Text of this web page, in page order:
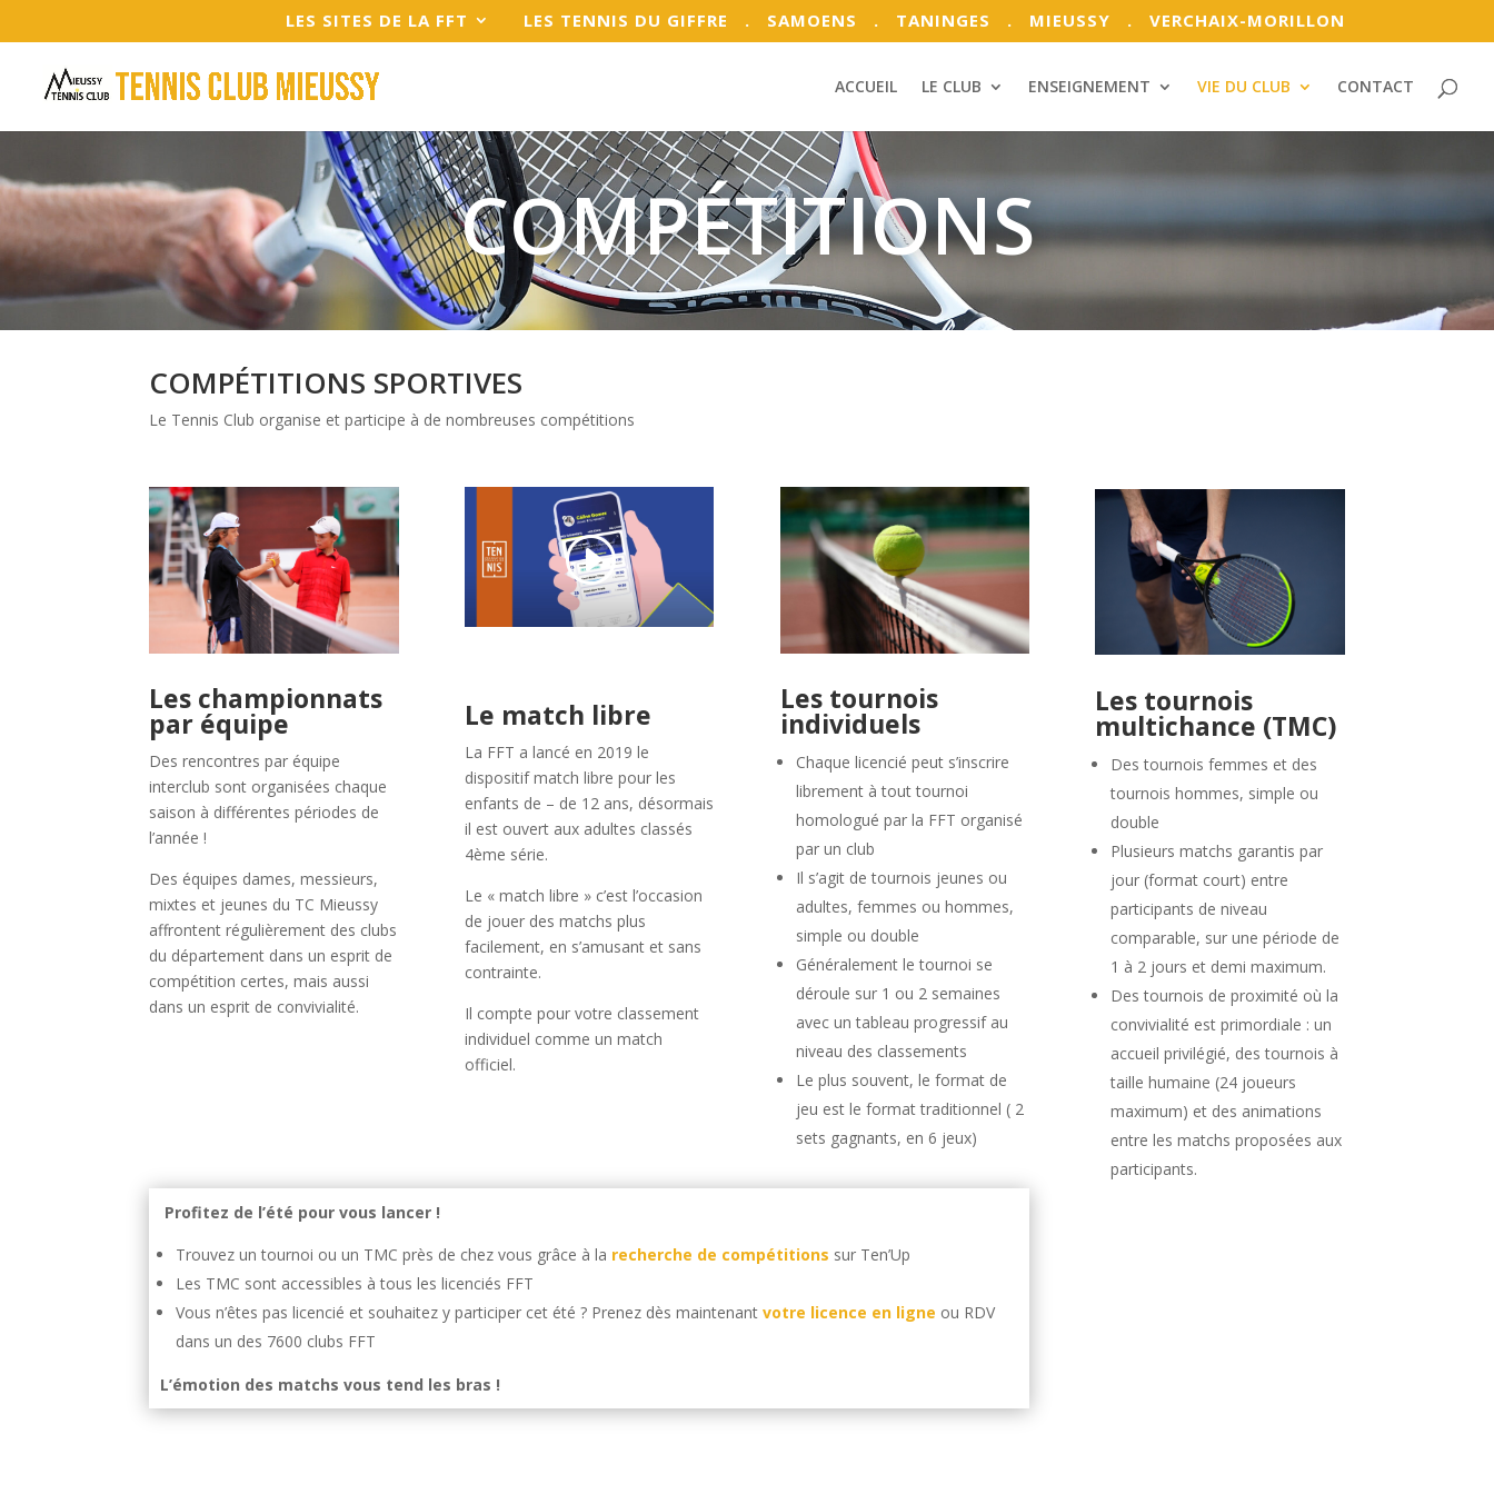
LES SITES DE LA FFT LES TENNIS DU GIFFRE . SAMOENS . TANINGES . MIEUSSY . VERCHAIX-MORILLON
ACCUEIL LE CLUB ENSEIGNEMENT VIE DU CLUB CONTACT
COMPÉTITIONS
COMPÉTITIONS SPORTIVES
Le Tennis Club organise et participe à de nombreuses compétitions
Les championnats
par équipe
Des rencontres par équipe
interclub sont organisées chaque
saison à différentes périodes de
l’année !
Des équipes dames, messieurs,
mixtes et jeunes du TC Mieussy
affrontent régulièrement des clubs
du département dans un esprit de
compétition certes, mais aussi
dans un esprit de convivialité.
Le match libre
La FFT a lancé en 2019 le
dispositif match libre pour les
enfants de – de 12 ans, désormais
il est ouvert aux adultes classés
4ème série.
Le « match libre » c’est l’occasion
de jouer des matchs plus
facilement, en s’amusant et sans
contrainte.
Il compte pour votre classement
individuel comme un match
officiel.
Les tournois
individuels
Chaque licencié peut s’inscrire
librement à tout tournoi
homologué par la FFT organisé
par un club
Il s’agit de tournois jeunes ou
adultes, femmes ou hommes,
simple ou double
Généralement le tournoi se
déroule sur 1 ou 2 semaines
avec un tableau progressif au
niveau des classements
Le plus souvent, le format de
jeu est le format traditionnel ( 2
sets gagnants, en 6 jeux)
Profitez de l’été pour vous lancer !
Trouvez un tournoi ou un TMCprès de chez vous grâce à la recherche de compétitions sur Ten’Up
Les TMC sont accessibles à tous les licenciés FFT
Vous n’êtes pas licencié et souhaitez y participer cet été ? Prenez dès maintenantvotre licence en ligne ou RDV
dans un des 7600 clubs FFT
L’émotion des matchs vous tend les bras !
Les tournois
multichance (TMC)
Des tournois femmes et des
tournois hommes, simple ou
double
Plusieurs matchs garantis par
jour (format court) entre
participants de niveau
comparable, sur une période de
1 à 2 jours et demi maximum.
Des tournois de proximité où la
convivialité est primordiale : un
accueil privilégié, des tournois à
taille humaine (24 joueurs
maximum) et des animations
entre les matchs proposées aux
participants.